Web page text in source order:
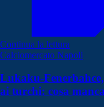
Continua la lettura
Calciomercato Napoli
Lukaku-
ai turchi: cosa